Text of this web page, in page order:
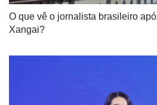
O que vê o jornalista brasileiro
Xangai?